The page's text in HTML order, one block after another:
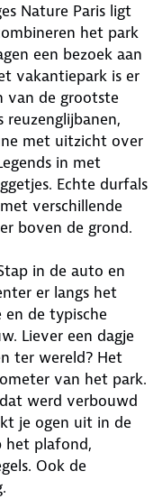
Nature Paris ligt
het park
een bezoek aan
vakantiepark is er
van de grootste
reuzenglijbanen,
met uitzicht over
in met
Echte durfals
verschillende
boven de grond.
in de auto en
er langs het
en de typische
Liever een dagje
ter wereld? Het
van het park.
werd verbouwd
je ogen uit in de
het plafond,
Ook de